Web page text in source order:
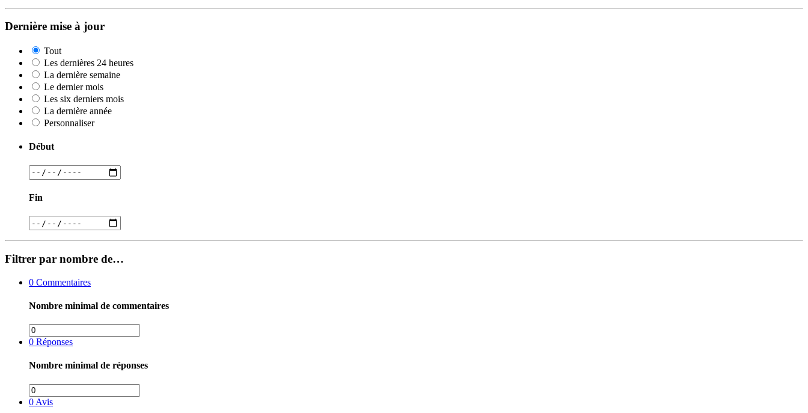
Dernière mise à jour
Tout
Les dernières 24 heures
La dernière semaine
Le dernier mois
Les six derniers mois
La dernière année
Personnaliser
Début
Fin
Filtrer par nombre de…
0 Commentaires
Nombre minimal de commentaires
0 Réponses
Nombre minimal de réponses
0 Avis